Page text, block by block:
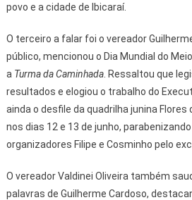
povo e a cidade de Ibicaraí.
O terceiro a falar foi o vereador
público, mencionou o Dia Mundial do
a Turma da Caminhada. Ressaltou que
resultados e elogiou o trabalho do
ainda o desfile da quadrilha junina Flores
nos dias 12 e 13 de junho,
organizadores Filipe e Cosminho pelo
O vereador Valdinei Oliveira também
palavras de Guilherme Cardoso,